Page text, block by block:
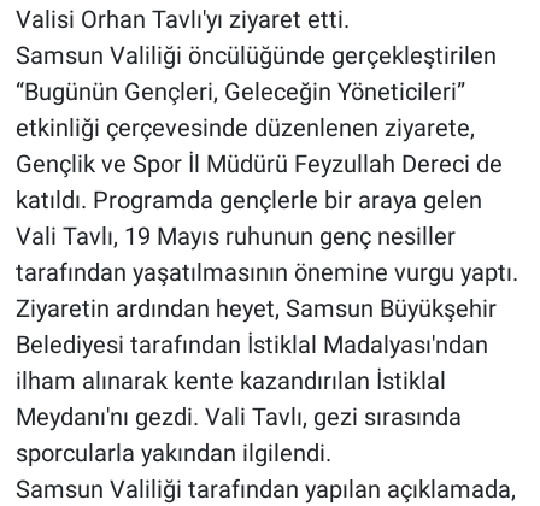
Valisi Orhan Tavlı'yı ziyaret etti.
Samsun Valiliği öncülüğünde gerçekleştirilen
“Bugünün Gençleri, Geleceğin Yöneticileri”
etkinliği çerçevesinde düzenlenen ziyarete,
Gençlik ve Spor İl Müdürü Feyzullah Dereci de
katıldı. Programda gençlerle bir araya gelen
Vali Tavlı, 19 Mayıs ruhunun genç nesiller
tarafından yaşatılmasının önemine vurgu yaptı.
Ziyaretin ardından heyet, Samsun Büyükşehir
Belediyesi tarafından İstiklal Madalyası'ndan
ilham alınarak kente kazandırılan İstiklal
Meydanı'nı gezdi. Vali Tavlı, gezi sırasında
sporcularla yakından ilgilendi.
Samsun Valiliği tarafından yapılan açıklamada,